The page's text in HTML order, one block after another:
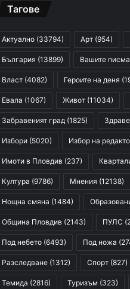
Тагове
Актуално (33794) Арт (954)
България (13899) Вашите писма
Власт (4082) Героите на деня
Евала (1067) Живот (11034)
Забравеният град (1825) Здраве
Избори (5020) Избор на
Имоти в Пловдив (237)
Култура (9786) Мнения (12138)
Нощна смяна (1484)
Община Пловдив (2143) ПУЛС
Под небето (6493) Под ножа
Разследване (1312) Спорт (827)
Темида (2816) Туризъм (323)